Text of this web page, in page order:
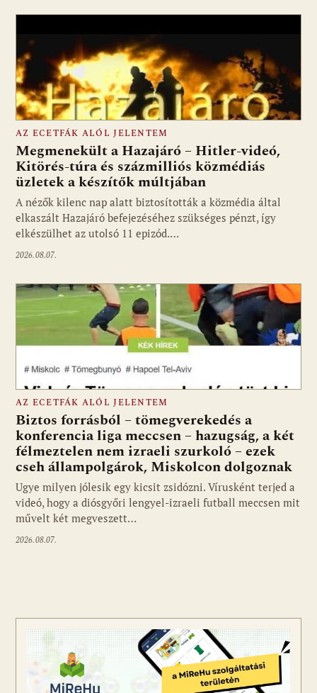
Fotó: media1.hu
AZ ECETFÁK ALÓL JELENTEM
Megmenekült a Hazajáró – Hitler-videó,
Kitörés-túra és százmilliós közmédiás
üzletek a készítők múltjában
A nézők kilenc nap alatt biztosították a közmédia által
elkaszált Hazajáró befejezéséhez szükséges pénzt, így
elkészülhet az utolsó 11 epizód.…
2026.08.07.
AZ ECETFÁK ALÓL JELENTEM
Biztos forrásból – tömegverekedés a
konferencia liga meccsen – hazugság, a két
félmeztelen nem izraeli szurkoló – ezek
cseh állampolgárok, Miskolcon dolgoznak
Ugye milyen jólesik egy kicsit zsidózni. Vírusként terjed a
videó, hogy a diósgyőri lengyel-izraeli futball meccsen mit
művelt két megveszett…
2026.08.07.